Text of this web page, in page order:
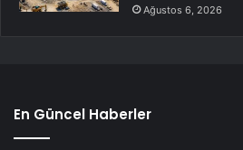
Ağustos 6, 2026
En Güncel Haberler